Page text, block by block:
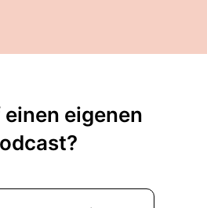
eigenen